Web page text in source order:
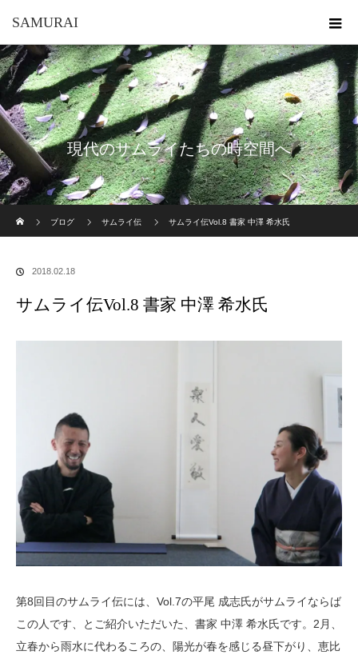
SAMURAI
現代のサムライたちの時空間へ
ブログ
サムライ伝 サムライ伝Vol.8 書家 中澤 希水氏
2018.02.18
サムライ伝Vol.8 書家 中澤 希水氏
第8回目のサムライ伝には、Vol.7の平尾 成志氏がサムライならば
この人です、とご紹介いただいた、書家 中澤 希水氏です。2月、
立春から雨水に代わるころの、陽光が春を感じる昼下がり、恵比